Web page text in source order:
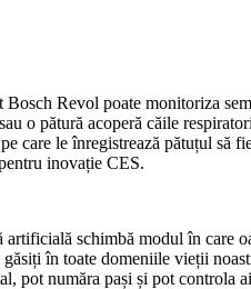
Revol poate monitoriza
o pătură acoperă căile
le înregistrează pătuțul să
inovație CES.
schimbă modul în care
în toate domeniile vieții
pot număra pași și pot